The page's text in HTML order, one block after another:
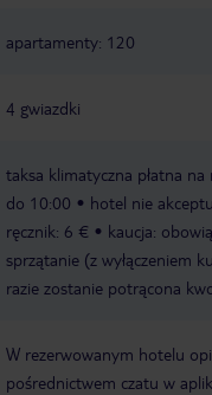
apartamenty: 120
4 gwiazdki
taksa klimatyczna płatna
do 10:00
hotel nie
ręcznik: 6 €
kaucja:
sprzątanie (z wyłączeniem
razie zostanie potrącona
W rezerwowanym hotelu
pośrednictwem czatu w